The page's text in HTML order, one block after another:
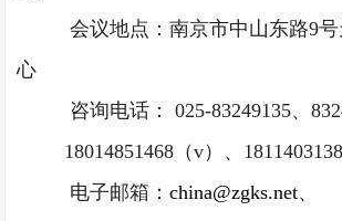
会议地点：南京市中山东路9
心
咨询电话：
025-83249135、
18014851468（v）、
电子邮箱： china@zgks.net、